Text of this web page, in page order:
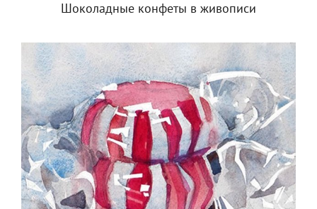
Шоколадные конфеты в живописи